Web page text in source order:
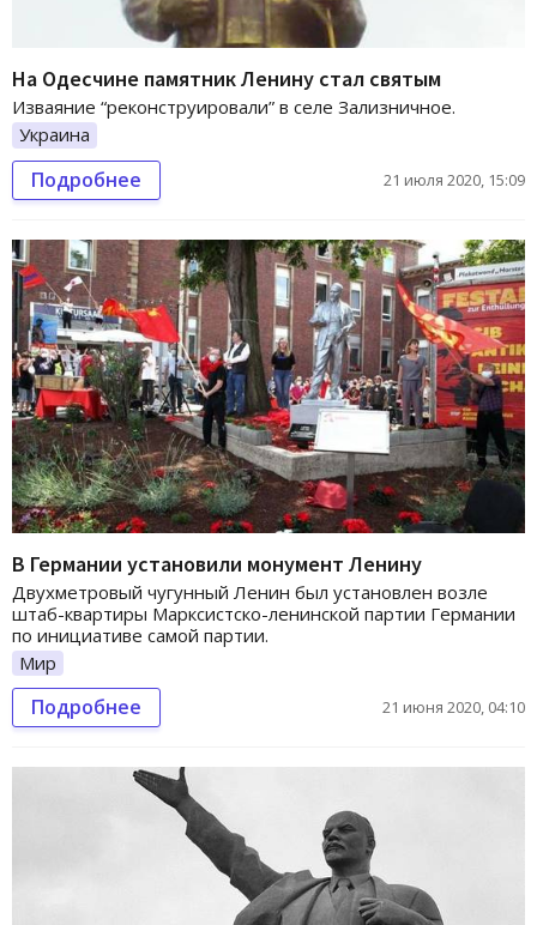
На Одесчине памятник Ленину стал святым
Изваяние “реконструировали” в селе Зализничное.
Украина
Подробнее 21 июля 2020, 15:09
В Германии установили монумент Ленину
Двухметровый чугунный Ленин был установлен возле
штаб-квартиры Марксистско-ленинской партии Германии
по инициативе самой партии.
Мир
Подробнее 21 июня 2020, 04:10